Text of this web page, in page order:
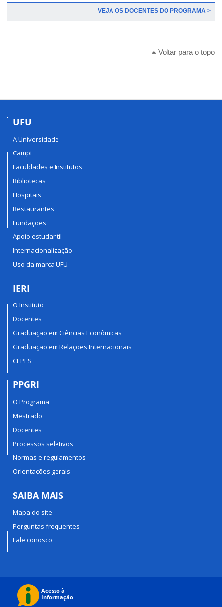
VEJA OS DOCENTES DO PROGRAMA >
Voltar para o topo
UFU
A Universidade
Campi
Faculdades e Institutos
Bibliotecas
Hospitais
Restaurantes
Fundações
Apoio estudantil
Internacionalização
Uso da marca UFU
IERI
O Instituto
Docentes
Graduação em Ciências Econômicas
Graduação em Relações Internacionais
CEPES
PPGRI
O Programa
Mestrado
Docentes
Processos seletivos
Normas e regulamentos
Orientações gerais
SAIBA MAIS
Mapa do site
Perguntas frequentes
Fale conosco